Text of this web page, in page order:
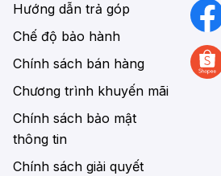
Hướng dẫn trả góp
Chế độ bảo hành
Chính sách bán hàng
Chương trình khuyến mãi
Chính sách bảo mật
thông tin
Chính sách giải quyết